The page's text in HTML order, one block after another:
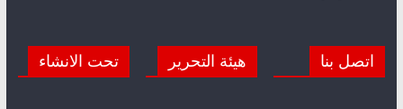
اتصل بنا هيئة التحرير تحت الانشاء